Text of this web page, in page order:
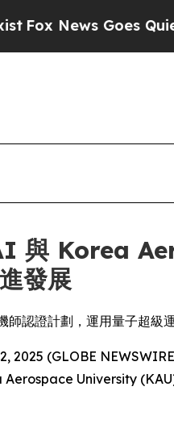
Goes Quiet as
Korea
發展
師認證計劃，運用量子超級
2025 (GLOBE
University